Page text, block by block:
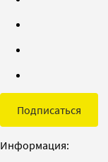
Подписаться
Информация: